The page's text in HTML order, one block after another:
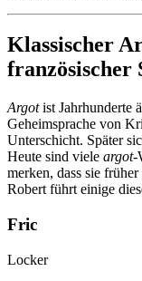
Klassischer
französischer
Argotist Jahrhunderte
Geheimsprache von
Unterschicht. Später
Heute sind viele argot-
merken, dass sie
Robert führt einige
Fric
Locker